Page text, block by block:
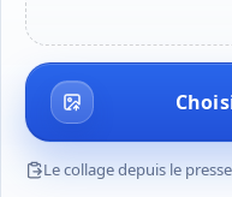
Le collage depuis le